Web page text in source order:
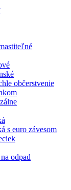
občerstvenie
s euro závesom
odpad